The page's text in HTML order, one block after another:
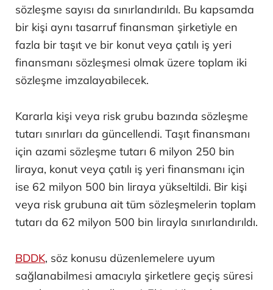
sözleşme sayısı da sınırlandırıldı. Bu kapsamda
bir kişi aynı tasarruf finansman şirketiyle en
fazla bir taşıt ve bir konut veya çatılı iş yeri
finansmanı sözleşmesi olmak üzere toplam iki
sözleşme imzalayabilecek.
Kararla kişi veya risk grubu bazında sözleşme
tutarı sınırları da güncellendi. Taşıt finansmanı
için azami sözleşme tutarı 6 milyon 250 bin
liraya, konut veya çatılı iş yeri finansmanı için
ise 62 milyon 500 bin liraya yükseltildi. Bir kişi
veya risk grubuna ait tüm sözleşmelerin toplam
tutarı da 62 milyon 500 bin lirayla sınırlandırıldı.
BDDK, söz konusu düzenlemelere uyum
sağlanabilmesi amacıyla şirketlere geçiş süresi